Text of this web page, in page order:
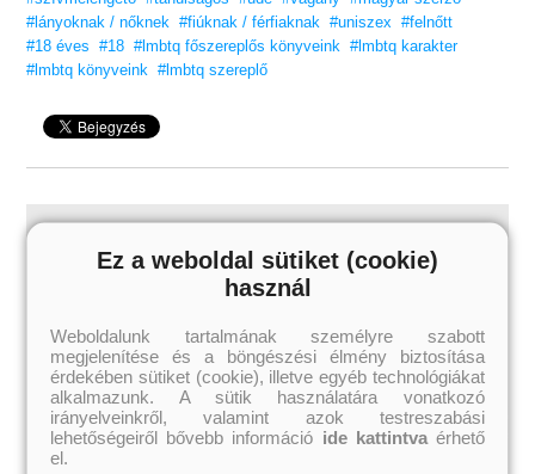
az új, vonzó élet lehetősége között?
Megéri fejest ugrani egy szerelembe, ha tudod, hogy a végén úgyis
megégeted magad?
Ha tetszett aVörös, fehér és királykék, ezt is imádni fogod!
„Imádtam olvasni, végtelenül jól szórakoztam. Igazi bekuckózós
vidám és könnyed, szinte faltam a lapokat.”– On Sai,
bestsellerszerző
Felnőtteknek
ajánljuk!
#lányoknak / nőknek #fiúknak / férfiaknak #uniszex #felnőtt
#18 éves
#18 #lmbtq főszereplős könyveink #lmbtq karakter
#lmbtq könyveink #lmbtq szereplő
Ez a weboldal sütiket (cookie)
használ
Weboldalunk tartalmának személyre szabott
megjelenítése és a böngészési élmény biztosítása
érdekében sütiket (cookie), illetve egyéb technológiákat
alkalmazunk. A sütik használatára vonatkozó
irányelveinkről, valamint azok testreszabási
lehetőségeiről bővebb információ ide kattintvaérhető
el.